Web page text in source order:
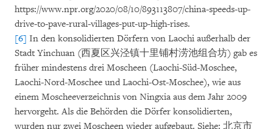
https://www.npr.org/2020/08/10/893113807/china-speeds-up-
drive-to-pave-rural-villages-put-up-high-rises.
[6] In den konsolidierten Dörfern von Laochi außerhalb der
Stadt Yinchuan (西夏区兴泾镇十里铺村涝池组合坊) gab es
früher mindestens drei Moscheen (Laochi-Süd-Moschee,
Laochi-Nord-Moschee und Laochi-Ost-Moschee), wie aus
einem Moscheeverzeichnis von Ningxia aus dem Jahr 2009
hervorgeht. Als die Behörden die Dörfer konsolidierten,
wurden nur zwei Moscheen wieder aufgebaut. Siehe: 北京市